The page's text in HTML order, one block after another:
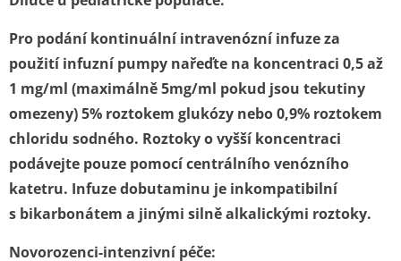
Pro podání kontinuální intravenózní infuze za
použití infuzní pumpy nařeďte na koncentraci 0,5 až
1 mg/ml (maximálně 5mg/ml pokud jsou tekutiny
omezeny) 5% roztokem glukózy nebo 0,9% roztokem
chloridu sodného. Roztoky o vyšší koncentraci
podávejte pouze pomocí centrálního venózního
katetru. Infuze dobutaminu je inkompatibilní
s bikarbonátem a jinými silně alkalickými roztoky.
Novorozenci-intenzivní péče: